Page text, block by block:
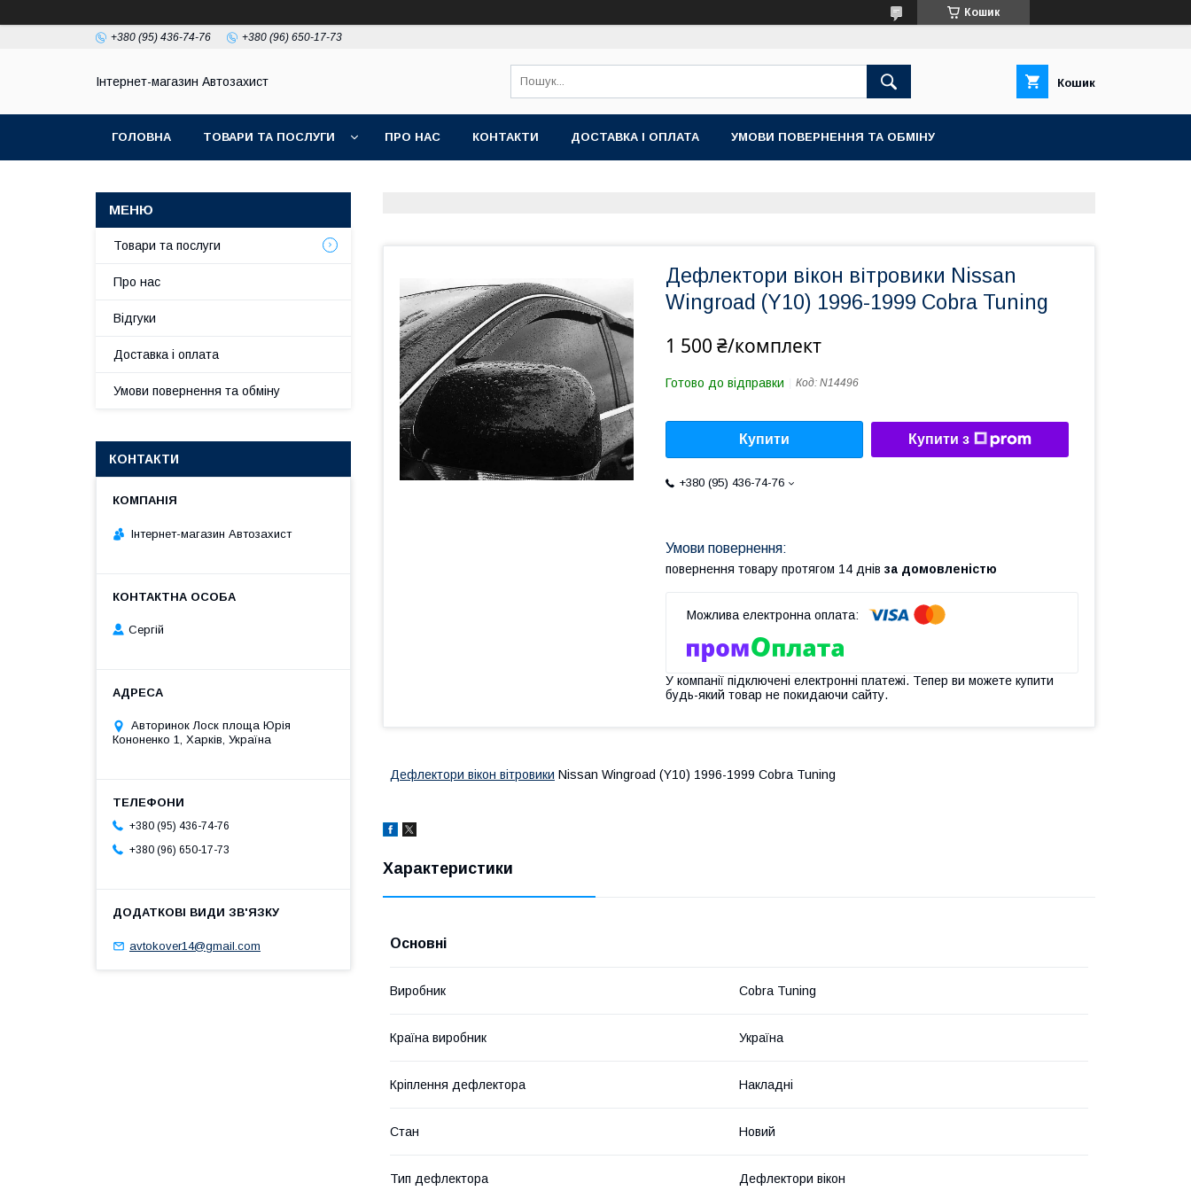
Кошик
+380 (95) 436-74-76 +380 (96) 650-17-73
Інтернет-магазин Автозахист Кошик
ГОЛОВНА ТОВАРИ ТА ПОСЛУГИ ПРО НАС КОНТАКТИ ДОСТАВКА І ОПЛАТА УМОВИ ПОВЕРНЕННЯ ТА ОБМІНУ
Дефлектори вікон вітровики Nissan
Wingroad (Y10) 1996-1999 Cobra Tuning
1 500 ₴/комплект
Готово до відправки Код: N14496
Купити Купити з
+380 (95) 436-74-76
повернення товару протягом 14 днів за домовленістю
У компанії підключені електронні платежі. Тепер ви можете купити
будь-який товар не покидаючи сайту.
Дефлектори вікон вітровики Nissan Wingroad (Y10) 1996-1999 Cobra Tuning
Характеристики
Основні
Виробник Cobra Tuning
Країна виробник Україна
Кріплення дефлектора Накладні
Стан Новий
Тип дефлектора Дефлектори вікон
Товари та послуги
Про нас
Відгуки
Доставка і оплата
Умови повернення та обміну
КОНТАКТИ
Інтернет-магазин Автозахист
Сергій
Авторинок Лоск площа Юрія
Кононенко 1, Харків, Україна
+380 (95) 436-74-76
+380 (96) 650-17-73
avtokover14@gmail.com